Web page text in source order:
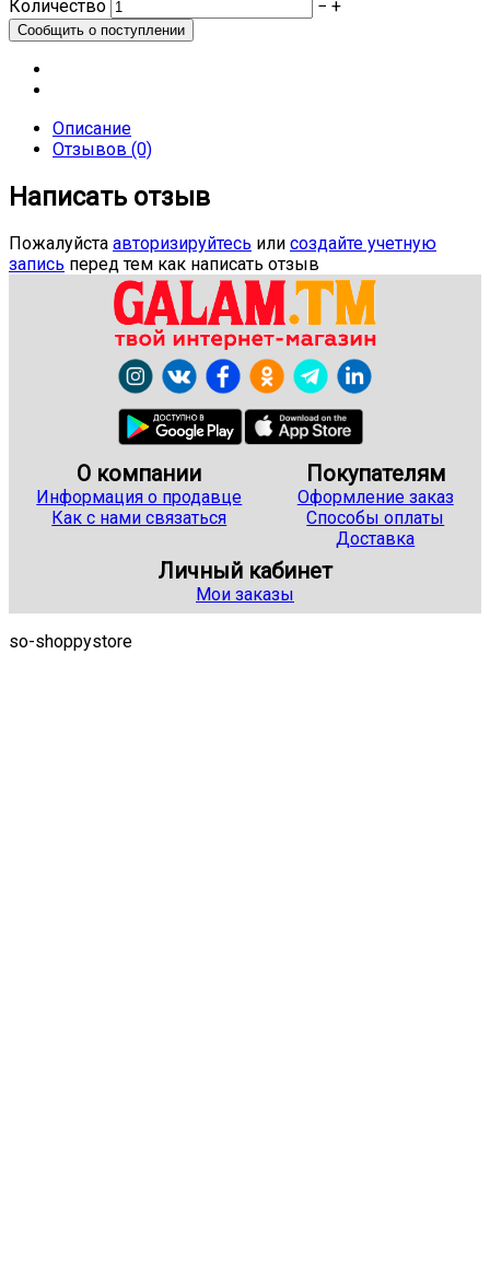
Количество − +
Описание
Отзывов (0)
Написать отзыв
Пожалуйста авторизируйтесь или создайте учетную
запись перед тем как написать отзыв
О компании
Информация о продавце
Как с нами связаться
Покупателям
Оформление заказ
Способы оплаты
Доставка
Личный кабинет
Мои заказы
so-shoppystore